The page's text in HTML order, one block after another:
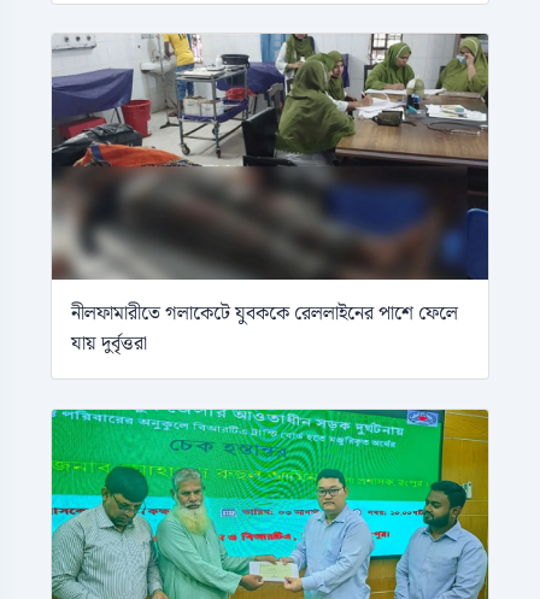
নীলফামারীতে গলাকেটে যুবককে রেললাইনের পাশে ফেলে
যায় দুর্বৃত্তরা